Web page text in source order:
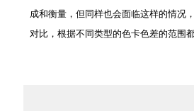
成和衡量，但同样也会面临这样的情况
对比，根据不同类型的色卡色差的范围